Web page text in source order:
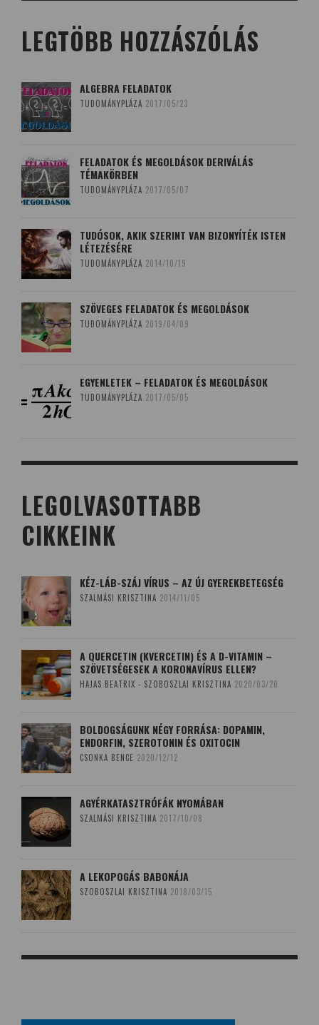
LEGTÖBB HOZZÁSZÓLÁS
ALGEBRA FELADATOK
TUDOMÁNYPLÁZA 2017/05/23
FELADATOK ÉS MEGOLDÁSOK DERIVÁLÁS
TÉMAKÖRBEN
TUDOMÁNYPLÁZA 2017/05/07
TUDÓSOK, AKIK SZERINT VAN BIZONYÍTÉK ISTEN
LÉTEZÉSÉRE
TUDOMÁNYPLÁZA 2014/10/19
SZÖVEGES FELADATOK ÉS MEGOLDÁSOK
TUDOMÁNYPLÁZA 2019/04/09
EGYENLETEK – FELADATOK ÉS MEGOLDÁSOK
TUDOMÁNYPLÁZA 2017/05/05
LEGOLVASOTTABB
CIKKEINK
KÉZ-LÁB-SZÁJ VÍRUS – AZ ÚJ GYEREKBETEGSÉG
SZALMÁSI KRISZTINA 2014/11/05
A QUERCETIN (KVERCETIN) ÉS A D-VITAMIN –
SZÖVETSÉGESEK A KORONAVÍRUS ELLEN?
HAJAS BEATRIX - SZOBOSZLAI KRISZTINA 2020/03/20
BOLDOGSÁGUNK NÉGY FORRÁSA: DOPAMIN,
ENDORFIN, SZEROTONIN ÉS OXITOCIN
CSONKA BENCE 2020/12/12
AGYÉRKATASZTRÓFÁK NYOMÁBAN
SZALMÁSI KRISZTINA 2017/10/08
A LEKOPOGÁS BABONÁJA
SZOBOSZLAI KRISZTINA 2018/03/15